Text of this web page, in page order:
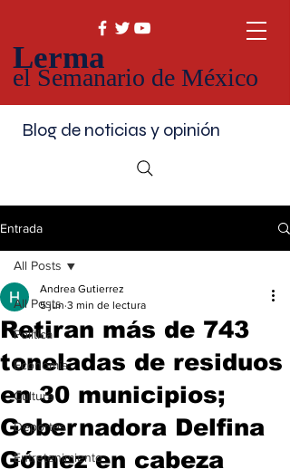
Lerma
el Semanario de México
Blog de noticias y opinión
Entrada
All Posts
Política
Economía
Cultura
Deportes
Entretenimiento
All Posts
Retiran más de 743
toneladas de residuos
en 30 municipios;
Gobernadora Delfina
Gómez en cabeza
Andrea Gutierrez
5 jun 3 min de lectura